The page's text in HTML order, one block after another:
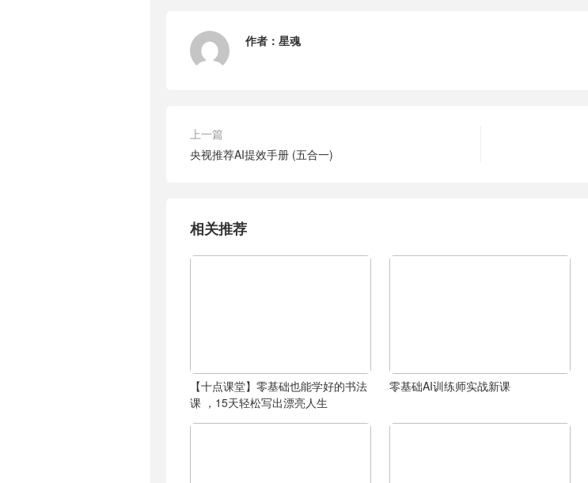
作者： 星魂
上一篇
央视推荐AI提效手册 (五合一)
相关推荐
【十点课堂】零基础也能学好的书法
课 ，15天轻松写出漂亮人生
零基础AI训练师实战新课